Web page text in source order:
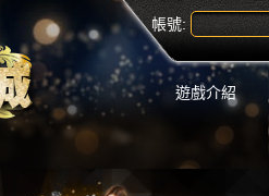
帳號:
遊戲介紹